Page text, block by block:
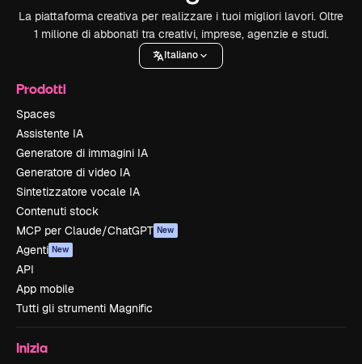
La piattaforma creativa per realizzare i tuoi migliori lavori. Oltre
1 milione di abbonati tra creativi, imprese, agenzie e studi.
Italiano
Prodotti
Spaces
Assistente IA
Generatore di immagini IA
Generatore di video IA
Sintetizzatore vocale IA
Contenuti stock
MCP per Claude/ChatGPT New
Agenti New
API
App mobile
Tutti gli strumenti Magnific
Inizia